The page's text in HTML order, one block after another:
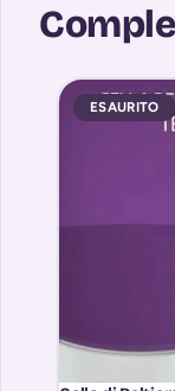
ESAURITO